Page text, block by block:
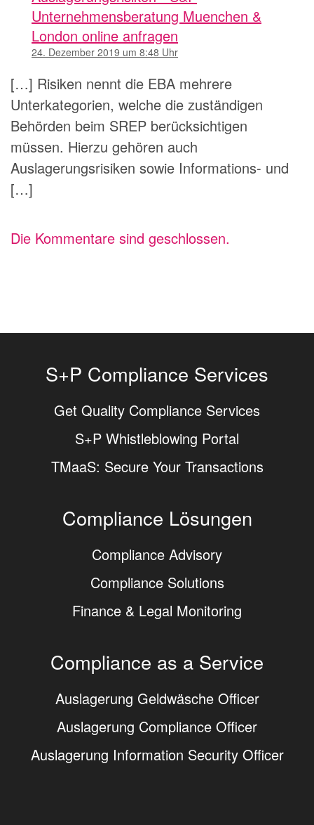
Unternehmensberatung Muenchen &
London online anfragen
24. Dezember 2019 um 8:48 Uhr
[…] Risiken nennt die EBA mehrere
Unterkategorien, welche die zuständigen
Behörden beim SREP berücksichtigen
müssen. Hierzu gehören auch
Auslagerungsrisiken sowie Informations- und
[…]
Die Kommentare sind geschlossen.
S+P Compliance Services
Get Quality Compliance Services
S+P Whistleblowing Portal
TMaaS: Secure Your Transactions
Compliance Lösungen
Compliance Advisory
Compliance Solutions
Finance & Legal Monitoring
Compliance as a Service
Auslagerung Geldwäsche Officer
Auslagerung Compliance Officer
Auslagerung Information Security Officer